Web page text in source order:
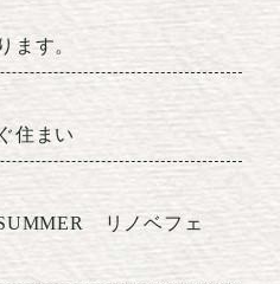
ます。
住まい
リノベフェ